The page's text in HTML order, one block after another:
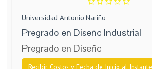
Universidad Antonio Nariño
Pregrado en Diseño Industrial
Pregrado en Diseño
Recibir Costos y Fecha de Inicio al Instante